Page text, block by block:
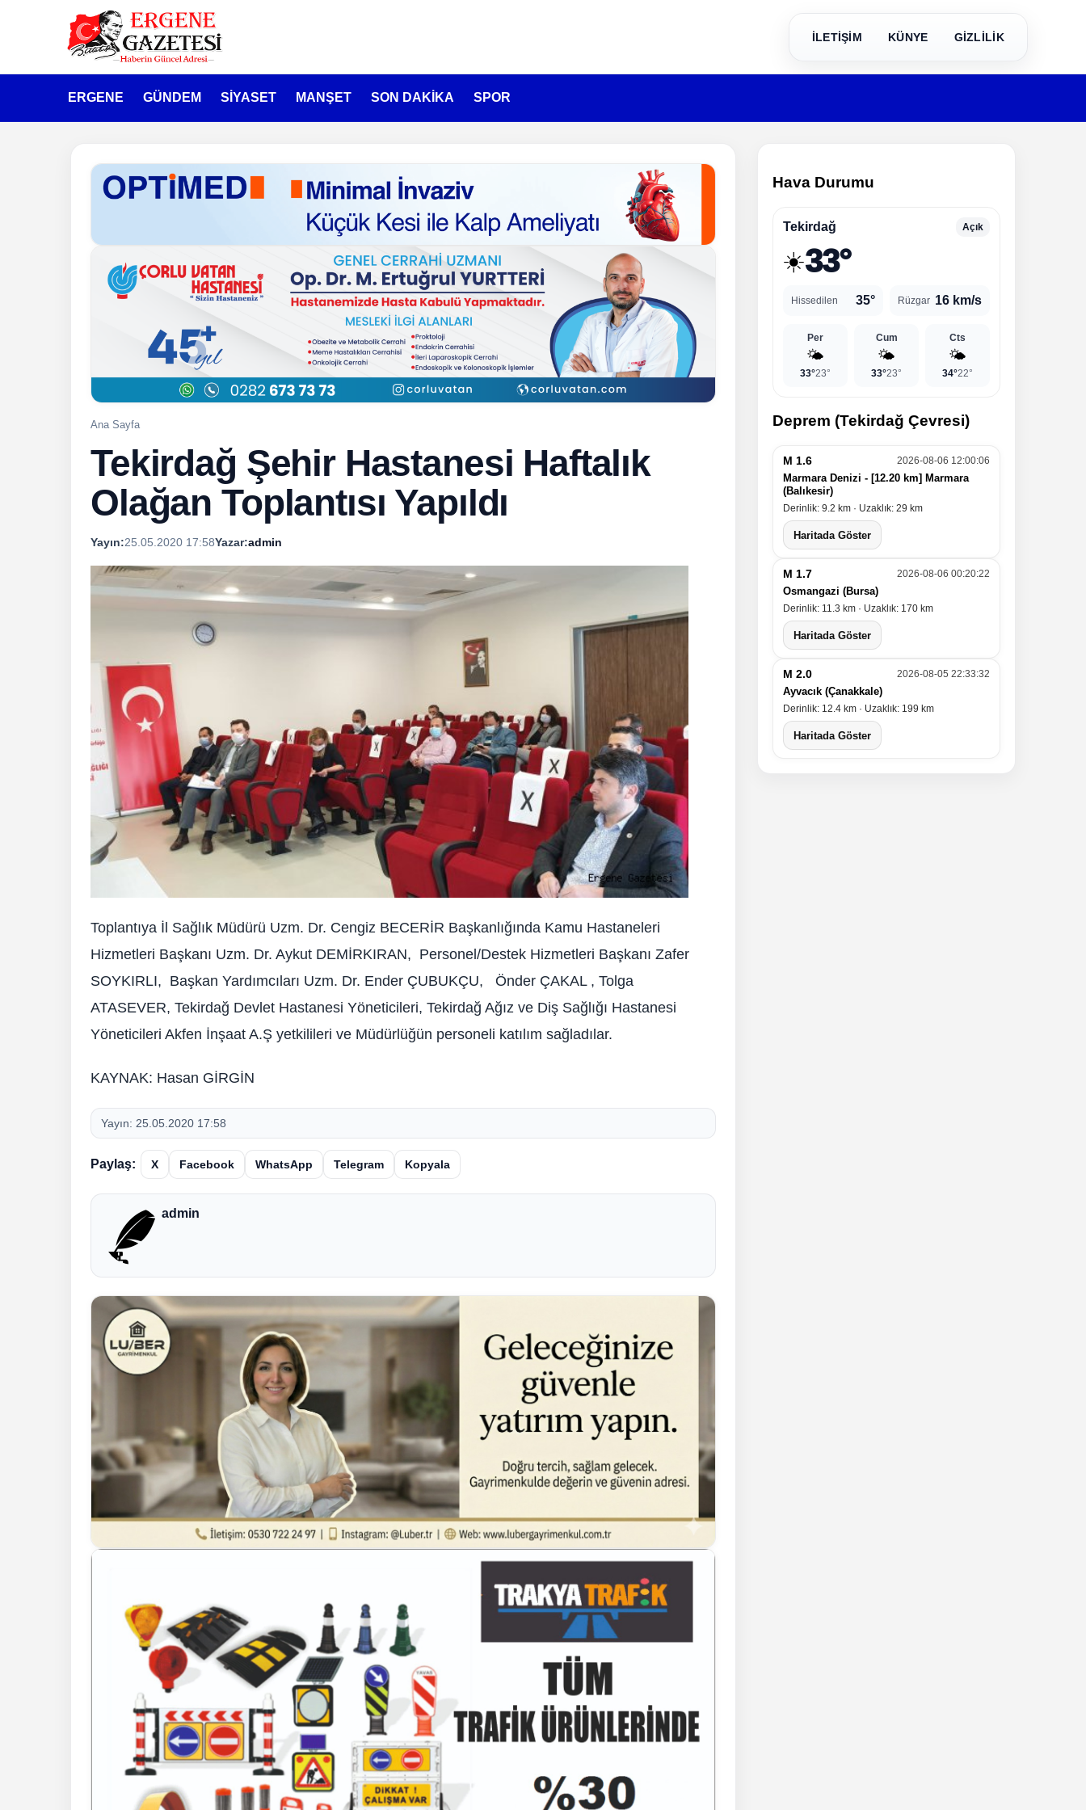
İLETİŞİM KÜNYE GİZLİLİK
ERGENE GÜNDEM SİYASET MANŞET SON DAKİKA SPOR
Ana Sayfa
Tekirdağ Şehir Hastanesi Haftalık
Olağan Toplantısı Yapıldı
Yayın:25.05.2020 17:58Yazar:admin
Toplantıya İl Sağlık Müdürü Uzm. Dr. Cengiz BECERİR Başkanlığında Kamu Hastaneleri
Hizmetleri Başkanı Uzm. Dr. Aykut DEMİRKIRAN, Personel/Destek Hizmetleri Başkanı Zafer
SOYKIRLI, Başkan Yardımcıları Uzm. Dr. Ender ÇUBUKÇU, Önder ÇAKAL , Tolga
ATASEVER, Tekirdağ Devlet Hastanesi Yöneticileri, Tekirdağ Ağız ve Diş Sağlığı Hastanesi
Yöneticileri Akfen İnşaat A.Ş yetkilileri ve Müdürlüğün personeli katılım sağladılar.
KAYNAK: Hasan GİRGİN
Yayın: 25.05.2020 17:58
Paylaş: X Facebook WhatsApp Telegram Kopyala
admin
Hava Durumu
Tekirdağ Açık
☀️33°
Hissedilen 35° Rüzgar 16 km/s
Per
🌤️
33°23°
Cum
🌤️
33°23°
Cts
🌤️
34°22°
Deprem (Tekirdağ Çevresi)
M 1.6 2026-08-06 12:00:06
Marmara Denizi - [12.20 km] Marmara
(Balıkesir)
Derinlik: 9.2 km · Uzaklık: 29 km
Haritada Göster
M 1.7 2026-08-06 00:20:22
Osmangazi (Bursa)
Derinlik: 11.3 km · Uzaklık: 170 km
Haritada Göster
M 2.0 2026-08-05 22:33:32
Ayvacık (Çanakkale)
Derinlik: 12.4 km · Uzaklık: 199 km
Haritada Göster